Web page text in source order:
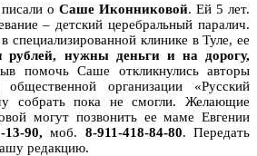
о Саше Иконниковой. Ей 5 лет.
– детский церебральный паралич.
специализированной клинике в Туле, ее
рублей, нужны деньги и на дорогу,
помочь Саше откликнулись авторы
организации «Русский
собрать пока не смогли. Желающие
могут позвонить ее маме Евгении
13-90, моб. 8-911-418-84-80. Передать
редакцию.